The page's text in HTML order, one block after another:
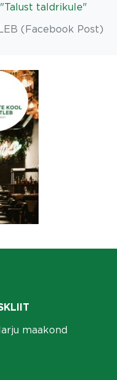
taldrikule"
(Facebook Post)
maakond